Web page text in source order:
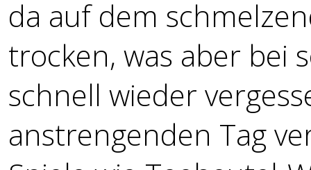
da auf dem
trocken, was aber bei
schnell wieder
anstrengenden Tag